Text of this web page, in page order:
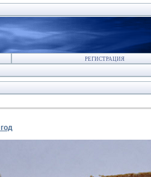
РЕГИСТРАЦИЯ